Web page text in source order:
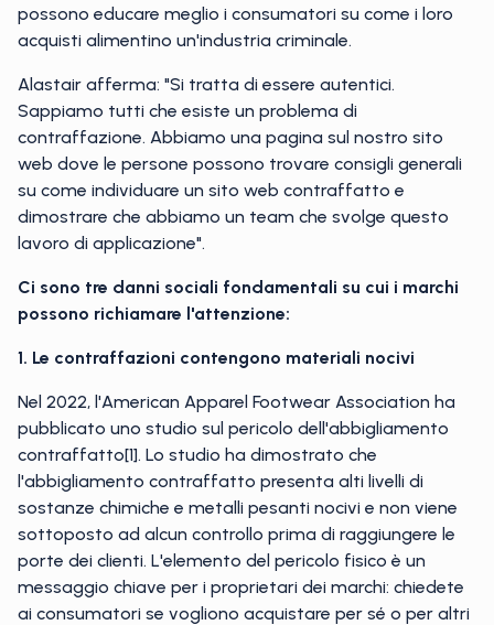
possono educare meglio i consumatori su come i loro
acquisti alimentino un'industria criminale.
Alastair afferma: "Si tratta di essere autentici.
Sappiamo tutti che esiste un problema di
contraffazione. Abbiamo una pagina sul nostro sito
web dove le persone possono trovare consigli generali
su come individuare un sito web contraffatto e
dimostrare che abbiamo un team che svolge questo
lavoro di applicazione".
Ci sono tre danni sociali fondamentali su cui i marchi
possono richiamare l'attenzione:
1. Le contraffazioni contengono materiali nocivi
Nel 2022, l'American Apparel Footwear Association ha
pubblicato uno studio sul pericolo dell'abbigliamento
contraffatto[1]. Lo studio ha dimostrato che
l'abbigliamento contraffatto presenta alti livelli di
sostanze chimiche e metalli pesanti nocivi e non viene
sottoposto ad alcun controllo prima di raggiungere le
porte dei clienti. L'elemento del pericolo fisico è un
messaggio chiave per i proprietari dei marchi: chiedete
ai consumatori se vogliono acquistare per sé o per altri